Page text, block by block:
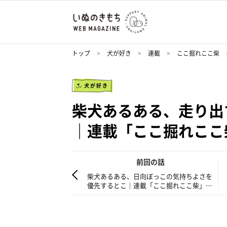
トップ 犬が好き 連載 ここ掘れここ柴
犬が好き
柴犬あるある、走り
｜連載「ここ掘れこ
前回の話
柴犬あるある、日向ぼっこの気持ちよさを
優先するとこ｜連載「ここ掘れここ柴」